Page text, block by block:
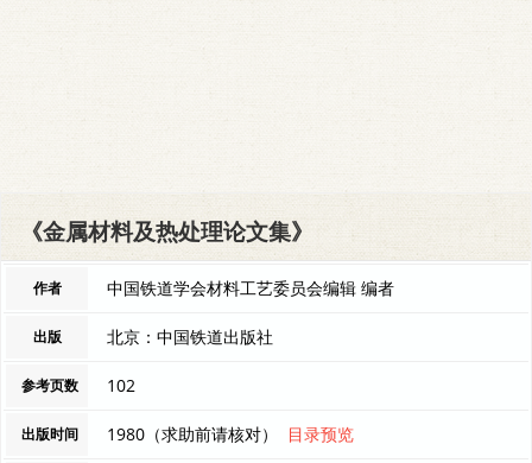
《金属材料及热处理论文集》
作者 中国铁道学会材料工艺委员会编辑 编者
出版 北京：中国铁道出版社
参考页数 102
出版时间 1980（求助前请核对） 目录预览